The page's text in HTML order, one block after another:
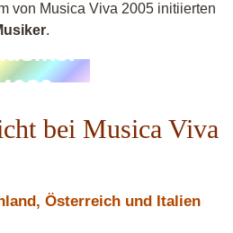
von Musica Viva 2005 initiierten
.
bei Musica Viva
Österreich und Italien